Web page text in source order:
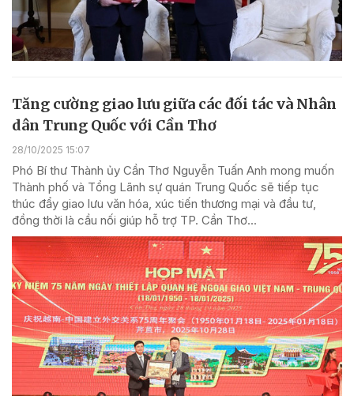
Tăng cường giao lưu giữa các đối tác và Nhân
dân Trung Quốc với Cần Thơ
28/10/2025 15:07
Phó Bí thư Thành ủy Cần Thơ Nguyễn Tuấn Anh mong muốn
Thành phố và Tổng Lãnh sự quán Trung Quốc sẽ tiếp tục
thúc đẩy giao lưu văn hóa, xúc tiến thương mại và đầu tư,
đồng thời là cầu nối giúp hỗ trợ TP. Cần Thơ...